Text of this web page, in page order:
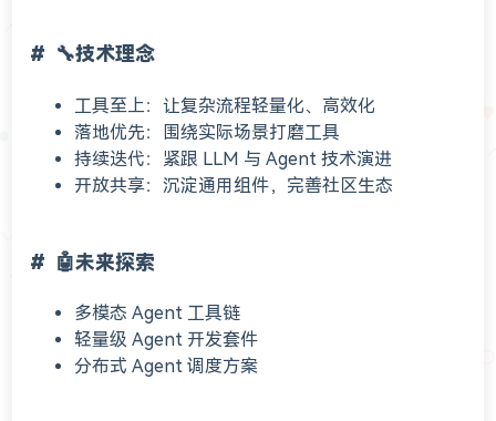
🔧技术理念
工具至上：让复杂流程轻量化、高效化
落地优先：围绕实际场景打磨工具
持续迭代：紧跟 LLM 与 Agent 技术演进
开放共享：沉淀通用组件，完善社区生态
🤖未来探索
多模态 Agent 工具链
轻量级 Agent 开发套件
分布式 Agent 调度方案